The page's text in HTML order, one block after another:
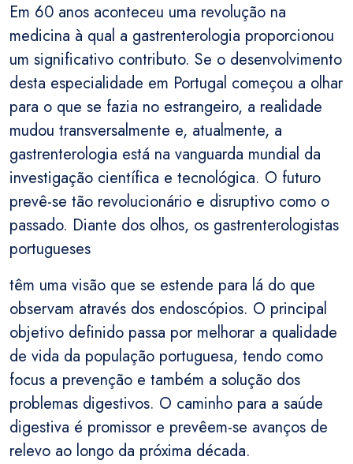
Em 60 anos aconteceu uma revolução na
medicina à qual a gastrenterologia proporcionou
um significativo contributo. Se o desenvolvimento
desta especialidade em Portugal começou a olhar
para o que se fazia no estrangeiro, a realidade
mudou transversalmente e, atualmente, a
gastrenterologia está na vanguarda mundial da
investigação científica e tecnológica. O futuro
prevê-se tão revolucionário e disruptivo como o
passado. Diante dos olhos, os gastrenterologistas
portugueses
têm uma visão que se estende para lá do que
observam através dos endoscópios. O principal
objetivo definido passa por melhorar a qualidade
de vida da população portuguesa, tendo como
focus a prevenção e também a solução dos
problemas digestivos. O caminho para a saúde
digestiva é promissor e prevêem-se avanços de
relevo ao longo da próxima década.